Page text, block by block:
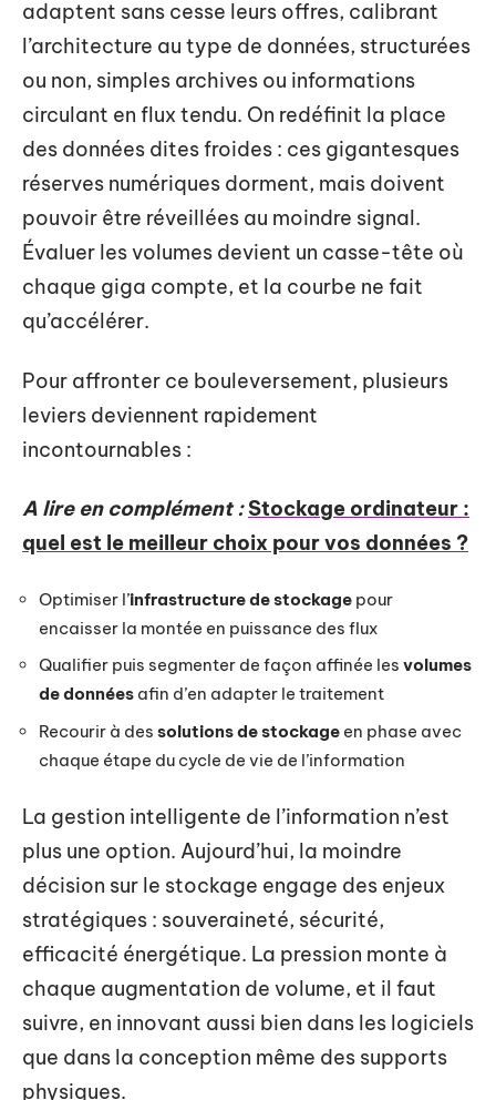
adaptent sans cesse leurs offres, calibrant
l’architecture au type de données, structurées
ou non, simples archives ou informations
circulant en flux tendu. On redéfinit la place
des données dites froides : ces gigantesques
réserves numériques dorment, mais doivent
pouvoir être réveillées au moindre signal.
Évaluer les volumes devient un casse-tête où
chaque giga compte, et la courbe ne fait
qu’accélérer.
Pour affronter ce bouleversement, plusieurs
leviers deviennent rapidement
incontournables :
A lire en complément : Stockage ordinateur :
quel est le meilleur choix pour vos données ?
Optimiser l’infrastructure de stockage pour
encaisser la montée en puissance des flux
Qualifier puis segmenter de façon affinée les volumes
de données afin d’en adapter le traitement
Recourir à des solutions de stockage en phase avec
chaque étape du cycle de vie de l’information
La gestion intelligente de l’information n’est
plus une option. Aujourd’hui, la moindre
décision sur le stockage engage des enjeux
stratégiques : souveraineté, sécurité,
efficacité énergétique. La pression monte à
chaque augmentation de volume, et il faut
suivre, en innovant aussi bien dans les logiciels
que dans la conception même des supports
physiques.